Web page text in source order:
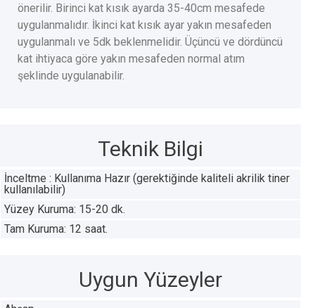
önerilir. Birinci kat kısık ayarda 35-40cm mesafede
uygulanmalıdır. İkinci kat kısık ayar yakın mesafeden
uygulanmalı ve 5dk beklenmelidir. Üçüncü ve dördüncü
kat ihtiyaca göre yakın mesafeden normal atım
şeklinde uygulanabilir.
Teknik Bilgi
İnceltme : Kullanıma Hazır (gerektiğinde kaliteli akrilik tiner
kullanılabilir)
Yüzey Kuruma: 15-20 dk.
Tam Kuruma: 12 saat.
Uygun Yüzeyler